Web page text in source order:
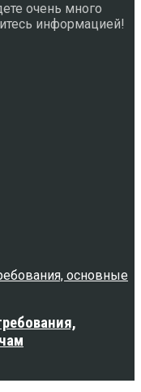
очень много
информацией!